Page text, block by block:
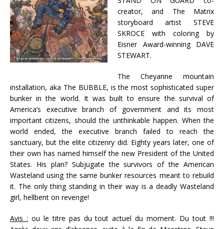
creator, and The Matrix
storyboard artist STEVE
SKROCE with coloring by
Eisner Award-winning DAVE
STEWART.
The Cheyanne mountain
installation, aka The BUBBLE, is the most sophisticated super
bunker in the world. It was built to ensure the survival of
America’s executive branch of government and its most
important citizens, should the unthinkable happen. When the
world ended, the executive branch failed to reach the
sanctuary, but the elite citizenry did. Eighty years later, one of
their own has named himself the new President of the United
States. His plan? Subjugate the survivors of the American
Wasteland using the same bunker resources meant to rebuild
it. The only thing standing in their way is a deadly Wasteland
girl, hellbent on revenge!
Avis : ou le titre pas du tout actuel du moment. Du tout !!!